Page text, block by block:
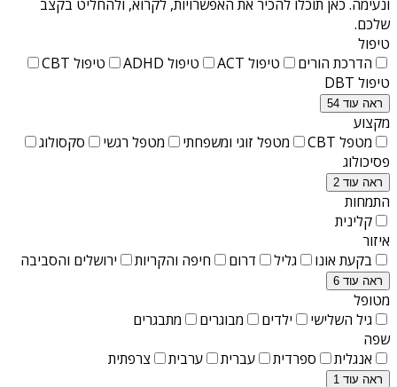
ונעימה. כאן תוכלו להכיר את האפשרויות, לקרוא, ולהחליט בקצב
שלכם.
טיפול
הדרכת הורים
טיפול ACT טיפול ADHD
טיפול CBT
טיפול DBT
ראה עוד 54
מקצוע
מטפל CBT
מטפל זוגי ומשפחתי מטפל רגשי
סקסולוג
פסיכולוג
ראה עוד 2
התמחות
קלינית
איזור
בקעת אונו
גליל דרום חיפה והקריות ירושלים והסביבה
ראה עוד 6
מטופל
גיל השלישי
ילדים מבוגרים
מתבגרים
שפה
אנגלית
ספרדית עברית ערבית צרפתית
ראה עוד 1